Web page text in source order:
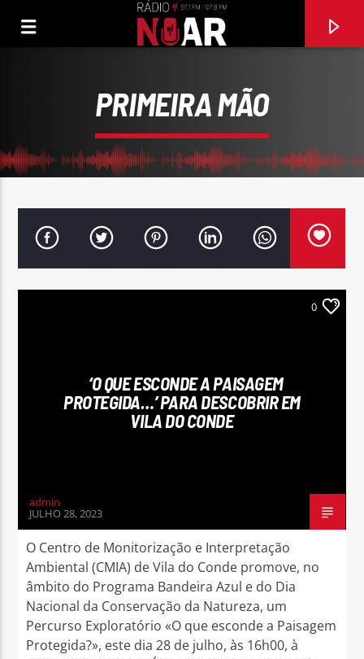
PRIMEIRA MÃO
0
‘O QUE ESCONDE A PAISAGEM
PROTEGIDA…’ PARA DESCOBRIR EM
VILA DO CONDE
admin
JULHO 28, 2023
O Centro de Monitorização e Interpretação
Ambiental (CMIA) de Vila do Conde promove, no
âmbito do Programa Bandeira Azul e do Dia
Nacional da Conservação da Natureza, um
Percurso Exploratório «O que esconde a Paisagem
Protegida?», este dia 28 de julho, às 16h00, à